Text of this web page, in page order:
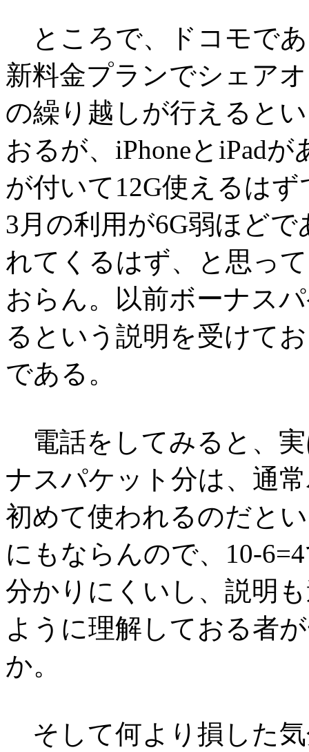
ところで、ドコモで
新料金プランでシェア
の繰り越しが行えると
おるが、iPhoneとiPad
が付いて12G使えるはず
3月の利用が6G弱ほど
れてくるはず、と思っ
おらん。以前ボーナス
るという説明を受けて
である。
電話をしてみると、
ナスパケット分は、通
初めて使われるのだと
にもならんので、10-
分かりにくいし、説明
ように理解しておる者
か。
そして何より損した